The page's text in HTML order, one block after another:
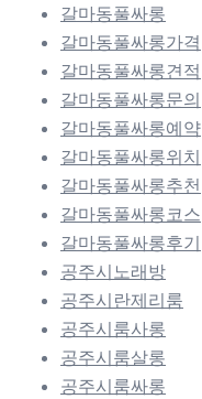
갈마동풀싸롱
갈마동풀싸롱가격
갈마동풀싸롱견적
갈마동풀싸롱문의
갈마동풀싸롱예약
갈마동풀싸롱위치
갈마동풀싸롱추천
갈마동풀싸롱코스
갈마동풀싸롱후기
공주시노래방
공주시란제리룸
공주시룸사롱
공주시룸살롱
공주시룸싸롱